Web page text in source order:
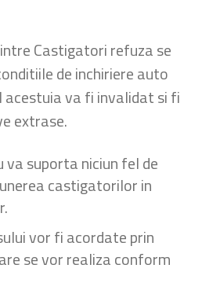
Castigatori refuza se
de inchiriere auto
acestuia va fi invalidat si fi
extrase.
va suporta niciun fel de
castigatorilor in
vor fi acordate prin
se vor realiza conform